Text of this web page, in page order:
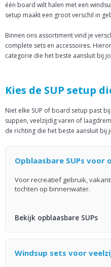
één board wilt halen met een
setup maakt een groot verschil in
Binnen ons assortiment vind je
complete sets en accessoires.
categorie die het beste aansluit bij
Kies de SUP setup
Niet elke SUP of board setup past
suppen, veelzijdig varen of
de richting die het beste aansluit bij
Opblaasbare SUPs voor
Voor recreatief gebruik,
tochten op binnenwater.
Bekijk opblaasbare SUPs
Windsup sets voor